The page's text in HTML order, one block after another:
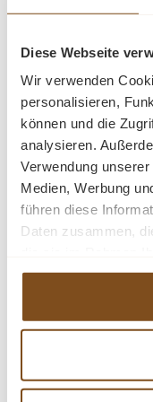
Diese Webseite
Wir verwenden
personalisieren,
können und die
analysieren.
Verwendung
Medien, Werbung
führen diese
Daten zusammen,
haben.
Beschreibung
Landhaus
Massivholz
fertig montiert
2-teilig
Menü
Varese Teak